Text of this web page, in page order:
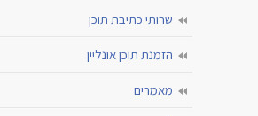
שרותי כתיבת תוכן
הזמנת תוכן אונליין
מאמרים